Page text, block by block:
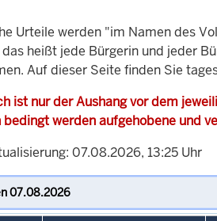
Urteile werden "im Namen des
heißt jede Bürgerin und jeder
Auf dieser Seite finden Sie
ist nur der Aushang vor dem
bedingt werden aufgehobene und
07.08.2026, 13:25 Uhr